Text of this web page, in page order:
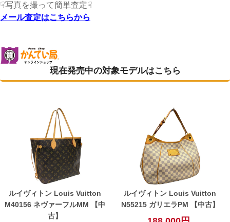
☟写真を撮って簡単査定☟
メール査定はこちらから
現在発売中の対象モデルはこちら
ルイヴィトン Louis Vuitton
M40156 ネヴァーフルMM 【中
古】
ルイヴィトン Louis Vuitton
N55215 ガリエラPM 【中古】